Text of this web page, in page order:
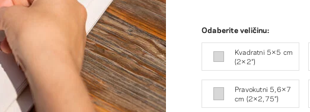
Odaberite veličinu:
Kvadratni 5×5 cm
(2×2″)
Pravokutni 5,6×7
cm (2×2,75″)